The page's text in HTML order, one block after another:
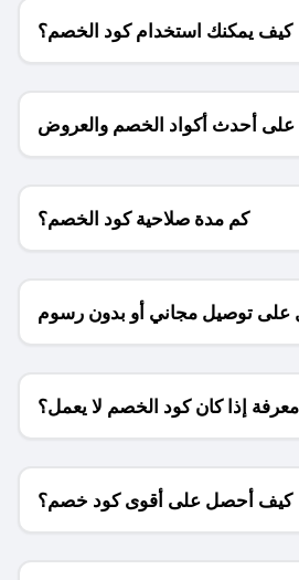
كيف يمكنك استخدام كود الخصم؟
أحدث أكواد الخصم والعروض
للمتاجر؟
كم مدة صلاحية كود الخصم؟
توصيل مجاني أو بدون رسوم
الشحن ؟
إذا كان كود الخصم لا يعمل؟
كيف أحصل على أقوى كود خصم؟